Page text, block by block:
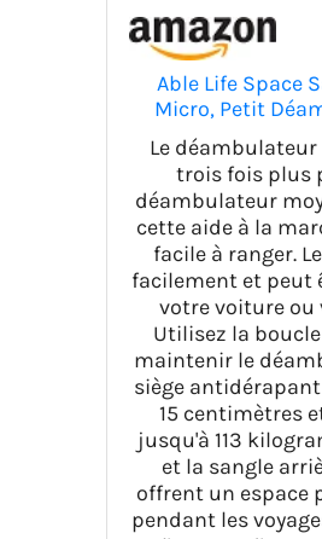
Able Life Space
Micro, Petit
Roues avec
Déambulateur
Seniors Courts,
Le
trois fois plus
déambulateur
cette aide à la
facile à ranger.
facilement et peut
votre voiture ou
Utilisez la
maintenir le
siège
15 centimètres
jusqu'à 113
et la sangle
offrent un espace
pendant les